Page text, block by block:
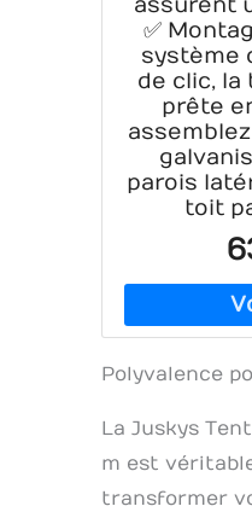
✅
système
de clic,
prête
parois
toit
Polyvalence
La Juskys
m est
transformer